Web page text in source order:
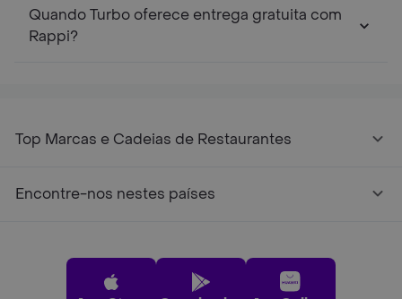
Quando Turbo oferece entrega gratuita com
Rappi?
Top Marcas e Cadeias de Restaurantes
Encontre-nos nestes países